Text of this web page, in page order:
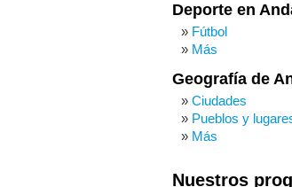
Deporte en
Fútbol
Más
Geografía de
Ciudades
Pueblos y
Más
Nuestros